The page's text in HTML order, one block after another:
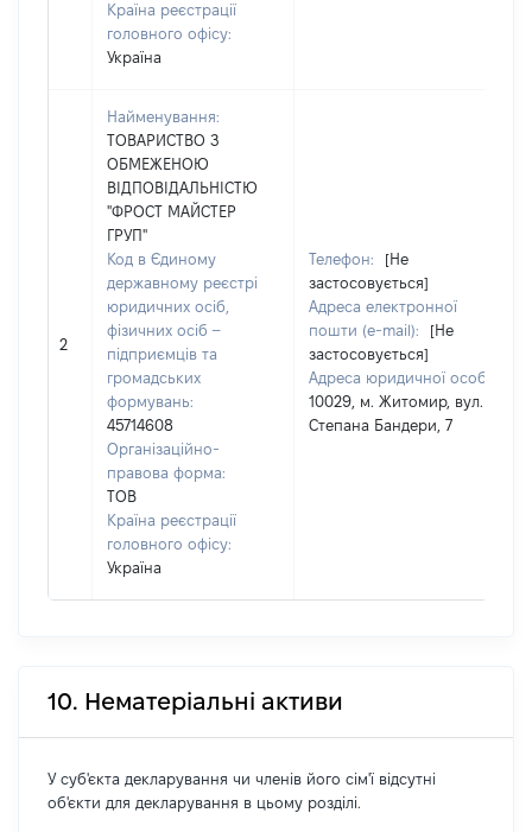
Країна реєстрації
головного офісу:
Україна
2
Найменування:
ТОВАРИСТВО З
ОБМЕЖЕНОЮ
ВІДПОВІДАЛЬНІСТЮ
"ФРОСТ МАЙСТЕР
ГРУП"
Код в Єдиному
державному реєстрі
юридичних осіб,
фізичних осіб –
підприємців та
громадських
формувань:
45714608
Організаційно-
правова форма:
ТОВ
Країна реєстрації
головного офісу:
Україна
Телефон:
[Не
застосовується]
Адреса електронної
пошти (e-mail):
[Не
застосовується]
Адреса юридичної особи:
10029, м. Житомир, вул.
Степана Бандери, 7
10. Нематеріальні активи
У суб'єкта декларування чи членів його сім'ї відсутні
об'єкти для декларування в цьому розділі.